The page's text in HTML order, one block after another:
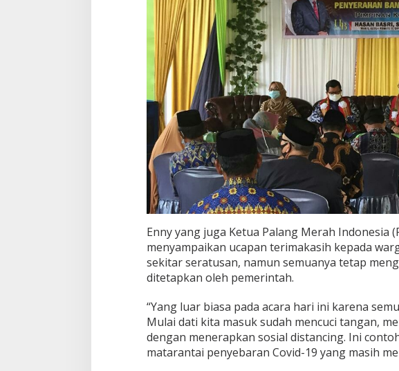
Enny yang juga Ketua Palang Merah Indonesia
menyampaikan ucapan terimakasih kepada
sekitar seratusan, namun semuanya tetap
ditetapkan oleh pemerintah.
“Yang luar biasa pada acara hari ini karena
Mulai dati kita masuk sudah mencuci tangan,
dengan menerapkan sosial distancing. Ini
matarantai penyebaran Covid-19 yang masih